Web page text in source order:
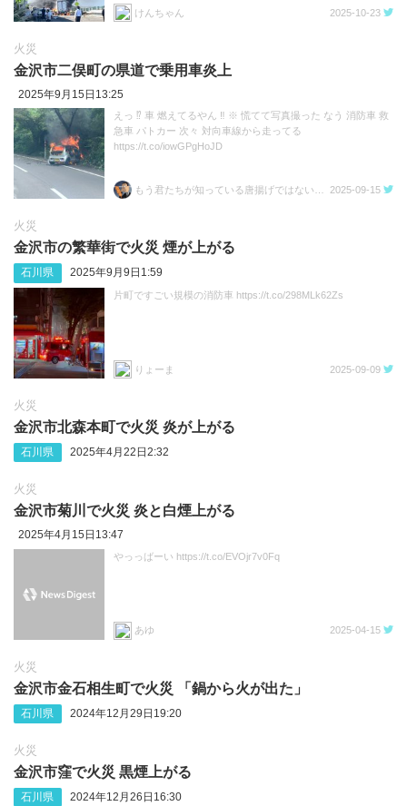
けんちゃん 2025-10-23
火災
金沢市二俣町の県道で乗用車炎上
2025年9月15日13:25
えっ ⁉️ 車 燃えてるやん ‼️ ※ 慌てて写真撮った なう 消防車 救
急車 パトカー 次々 対向車線から走ってる
https://t.co/iowGPgHoJD
2025-09-15
火災
金沢市の繁華街で火災 煙が上がる
石川県 2025年9月9日1:59
片町ですごい規模の消防車 https://t.co/298MLk62Zs
りょーま 2025-09-09
火災
金沢市北森本町で火災 炎が上がる
石川県 2025年4月22日2:32
火災
金沢市菊川で火災 炎と白煙上がる
2025年4月15日13:47
やっっばーい https://t.co/EVOjr7v0Fq
あゆ 2025-04-15
火災
金沢市金石相生町で火災 「鍋から火が出た」
石川県 2024年12月29日19:20
火災
金沢市窪で火災 黒煙上がる
石川県 2024年12月26日16:30